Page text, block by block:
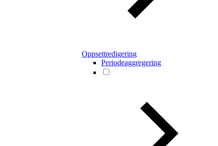
Oppsettredigering
Periodeaggregering